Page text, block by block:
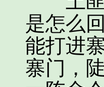
是怎么
能打进
寨门，